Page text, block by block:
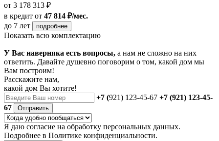
от 3 178 313 ₽
в кредит от 47 814 ₽/мес.
до 7 лет
подробнее
Показать всю комплектацию
У Вас наверняка есть вопросы, а нам не сложно на них
ответить. Давайте душевно поговорим о том, какой дом мы
Вам построим!
Расскажите нам,
какой дом Вы хотите!
+7 (921) 123-45-67 +7 (921) 123-45-
67
Отправить
Я даю согласие на обработку персональных данных.
Подробнее в Политике конфиденциальности.